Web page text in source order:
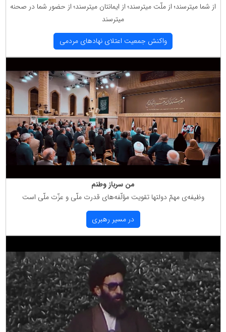
از شما میترسند؛ از ملّت میترسند؛ از ایمانتان میترسند؛ از حضور شما در صحنه
میترسند
واكنش جمعیت اعتلای نهادهای مردمی
من سرباز وطنم
وظیفه‌ی مهمّ دولتها تقویت مؤلّفه‌های قدرت ملّی و عزّت ملّی است
در مسیر رهبری